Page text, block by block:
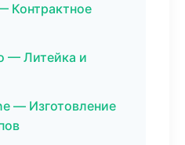
Контрактное
— Литейка и
— Изготовление